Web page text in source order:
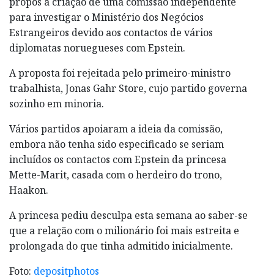
para investigar o Ministério dos Negócios
Estrangeiros devido aos contactos de vários
diplomatas noruegueses com Epstein.
A proposta foi rejeitada pelo primeiro-ministro
trabalhista, Jonas Gahr Store, cujo partido governa
sozinho em minoria.
Vários partidos apoiaram a ideia da comissão,
embora não tenha sido especificado se seriam
incluídos os contactos com Epstein da princesa
Mette-Marit, casada com o herdeiro do trono,
Haakon.
A princesa pediu desculpa esta semana ao saber-se
que a relação com o milionário foi mais estreita e
prolongada do que tinha admitido inicialmente.
Foto: depositphotos